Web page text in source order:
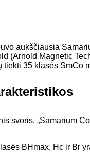
aukščiausia
(Arnold Magnetic
35 klasės SmCo
svoris. „Samarium
BHmax, Hc ir Br